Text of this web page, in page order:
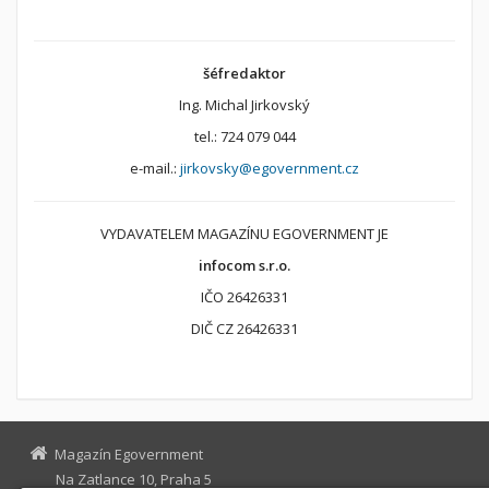
šéfredaktor
Ing. Michal Jirkovský
tel.: 724 079 044
e-mail.: jirkovsky@egovernment.cz
VYDAVATELEM MAGAZÍNU EGOVERNMENT JE
infocom s.r.o.
IČO 26426331
DIČ CZ 26426331
Magazín Egovernment
Na Zatlance 10, Praha 5